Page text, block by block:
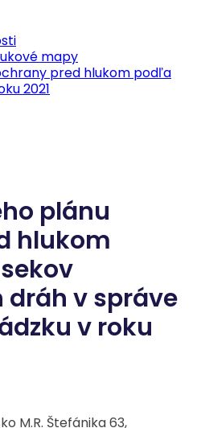
mapy
pred hlukom podľa
2021
plánu
hlukom
dráh v správe
v roku
M.R. Štefánika 63,